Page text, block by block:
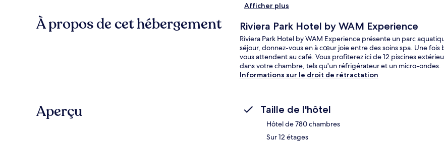
Afficher plus
À propos de cet hébergement Riviera Park Hotel by WAM Experience
Riviera Park Hotel by WAM Experience présente un parc
séjour, donnez-vous en à cœur joie entre des soins spa. Une
vous attendent au café. Vous profiterez ici de 12 piscines
dans votre chambre, tels qu'un réfrigérateur et un micro-ondes.
Informations sur le droit de rétractation
Aperçu Taille de l'hôtel
Hôtel de 780 chambres
Sur 12 étages